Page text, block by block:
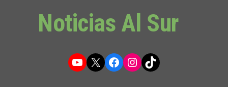
Noticias Al Sur
YouTube
X Facebook
Instagram
TikTok